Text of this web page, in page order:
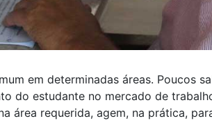
em determinadas áreas. Poucos
do estudante no mercado de
área requerida, agem, na prática,